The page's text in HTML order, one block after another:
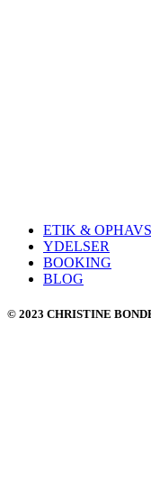
ETIK &
YDELSER
BOOKING
BLOG
© 2023 CHRISTINE